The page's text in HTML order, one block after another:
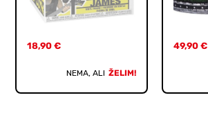
18,90€
NEMA, ALI ŽELIM!
49,90 €